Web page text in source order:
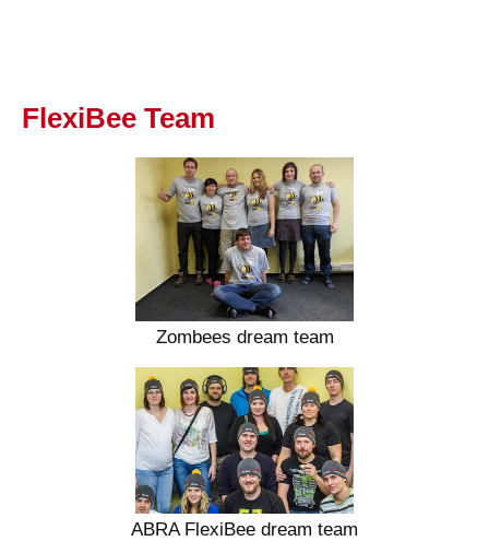
FlexiBee Team
Zombees dream team
ABRA FlexiBee dream team